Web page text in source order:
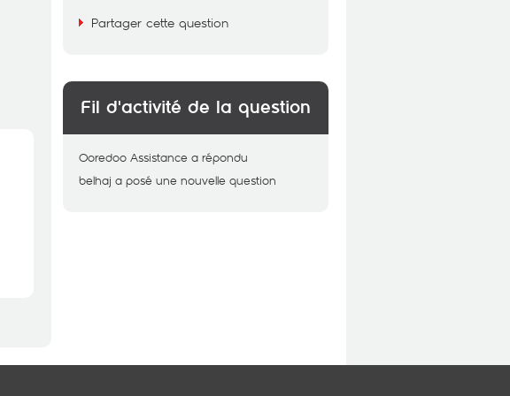
Partager cette question
Fil d'activité de la question
Ooredoo Assistance a répondu
belhaj a posé une nouvelle question